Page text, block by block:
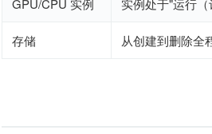
GPU/CPU 实例 实例处于"运行
存储 从创建到删除全